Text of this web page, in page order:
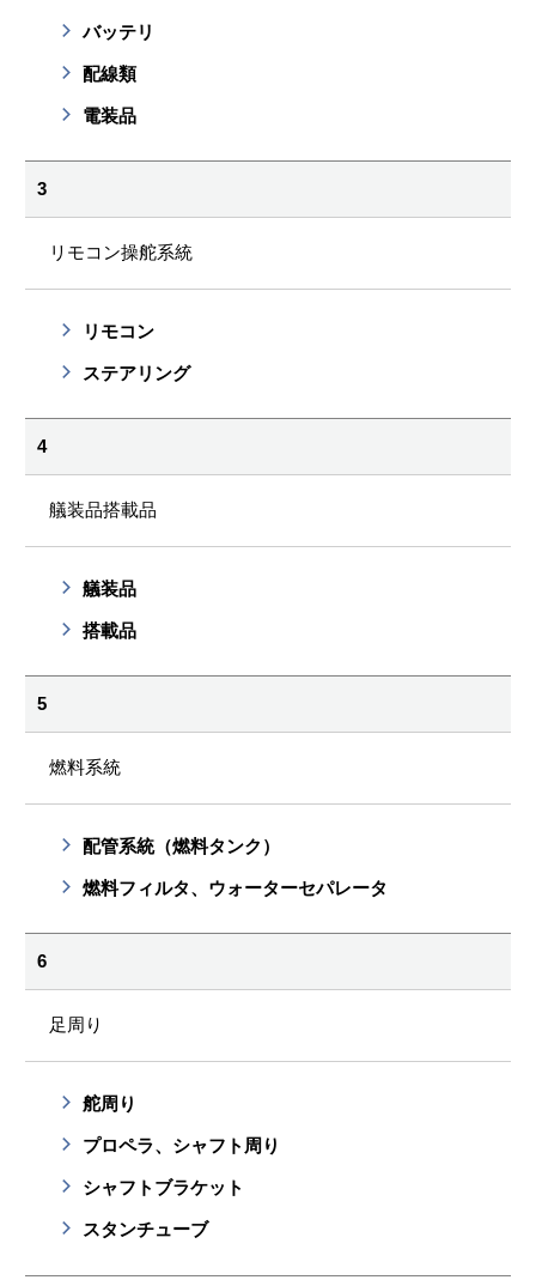
バッテリ
配線類
電装品
3
リモコン操舵系統
リモコン
ステアリング
4
艤装品搭載品
艤装品
搭載品
5
燃料系統
配管系統（燃料タンク）
燃料フィルタ、ウォーターセパレータ
6
足周り
舵周り
プロペラ、シャフト周り
シャフトブラケット
スタンチューブ